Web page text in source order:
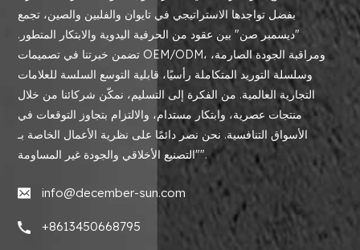
بفضل تواجدها الاستراتيجي في تايوان والفلبين والصين، تجمع
"ديسمبر صن" بين عقود من الحرفية اليدوية والابتكار المتطور.
تضمن خبرتنا في تصميمات OEM/ODM، ومراقبة الجودة الصارمة،
وسلسلة التوريد المتكاملة رأسيًا، قابلية التوسع السلسة للعلامات
التجارية العالمية. من الفكرة إلى التسليم، نمكّن شركائنا من خلال
منتجات عصرية، وابتكار مستدام، والالتزام بتجاوز التوقعات في
الأسواق التنافسية. نحن نصر دائمًا على نظرية الأعمال الخاصة بـ
"التصنيع الأخلاقي والجودة غير المساومة".
info@december-sun.com
+8613450668795